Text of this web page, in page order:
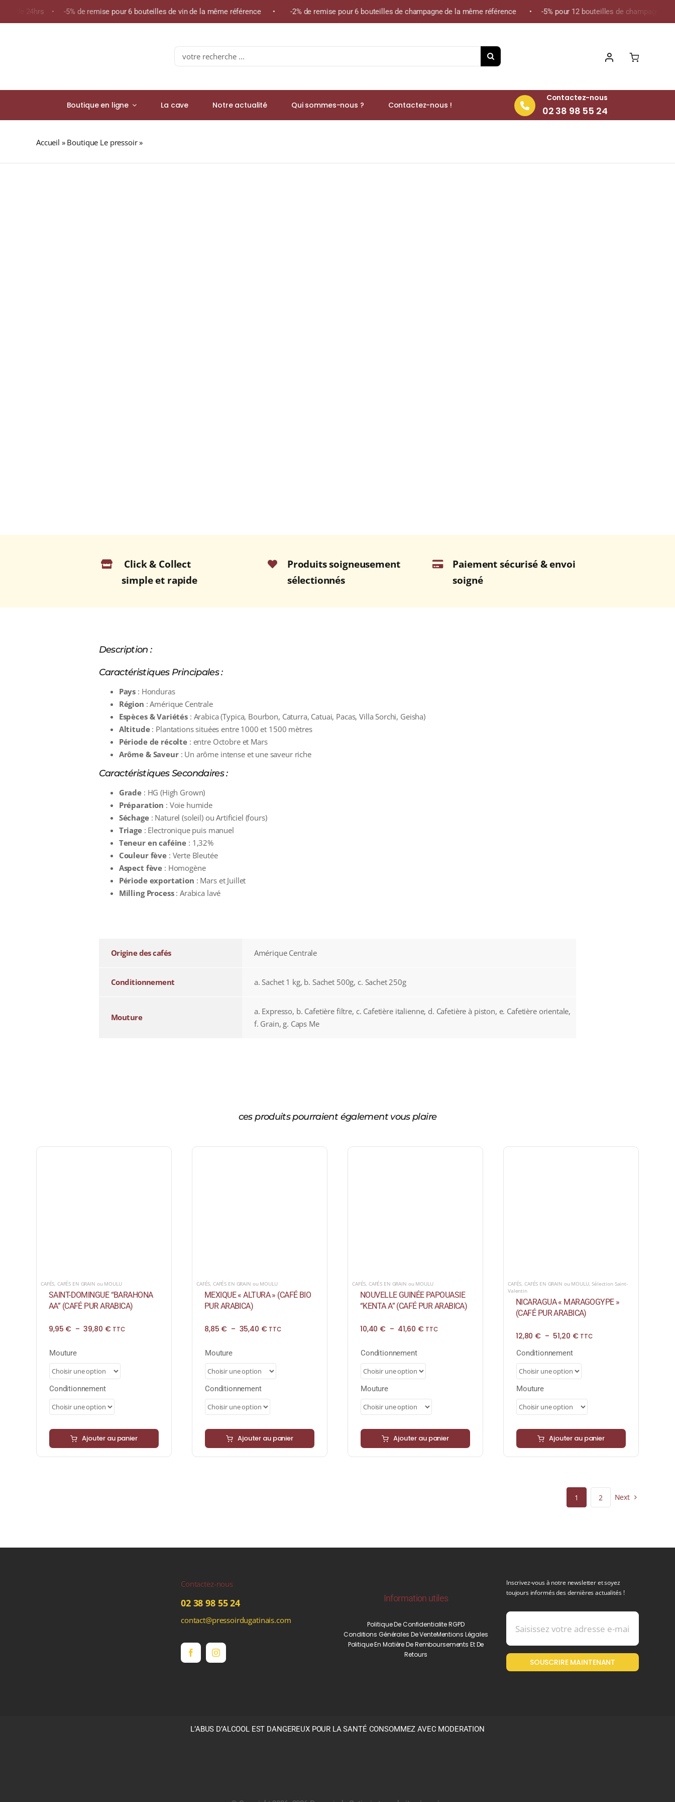
de 24hrs • -5% de remise pour 6 bouteilles de vin de la même référence • -2% de remise pour 6 bouteilles de champagne de la même référence • -5% pour 12 bouteilles de champagne de la
Search
for:
Boutique en ligne La cave Notre actualité Qui sommes-nous ? Contactez-nous !
Contactez-nous
02 38 98 55 24
Accueil » Boutique Le pressoir»
Click & Collect
simple et rapide
Produits soigneusement
sélectionnés
Paiement sécurisé & envoi
soigné
Description :
Caractéristiques Principales :
Pays : Honduras
Région : Amérique Centrale
Espèces & Variétés : Arabica (Typica, Bourbon, Caturra, Catuai, Pacas, Villa Sorchi, Geisha)
Altitude: Plantations situées entre 1000 et 1500 mètres
Période de récolte : entre Octobre et Mars
Arôme & Saveur: Un arôme intense et une saveur riche
Caractéristiques Secondaires :
Grade : HG (High Grown)
Préparation : Voie humide
Séchage: Naturel (soleil) ou Artificiel (fours)
Triage: Electronique puis manuel
Teneur en caféine : 1,32%
Couleur fève: Verte Bleutée
Aspect fève : Homogène
Période exportation : Mars et Juillet
Milling Process: Arabica lavé
Origine des cafés Amérique Centrale
Conditionnement a. Sachet 1 kg, b. Sachet 500g, c. Sachet 250g
Mouture
a. Expresso, b. Cafetière filtre, c. Cafetière italienne, d. Cafetière à piston, e. Cafetière orientale,
f. Grain, g. Caps Me
ces produits pourraient également vous plaire
CAFÉS, CAFÉS EN GRAIN ou MOULU
SAINT-DOMINGUE “BARAHONA
AA” (CAFÉ PUR ARABICA)
9,95 € – 39,80 €Plage
à
39,80 €
TTC
Mouture
Conditionnement
Ajouter au panier
CAFÉS, CAFÉS EN GRAIN ou MOULU
MEXIQUE « ALTURA » (CAFÉ BIO
PUR ARABICA)
8,85 € – 35,40 €Plage
35,40 €
TTC
Mouture
Conditionnement
Ajouter au panier
CAFÉS, CAFÉS EN GRAIN ou MOULU
NOUVELLE GUINÉE PAPOUASIE
“KENTA A” (CAFÉ PUR ARABICA)
10,40 € – 41,60 €Plage
à
41,60 €
TTC
Conditionnement
Mouture
Ajouter au panier
CAFÉS, CAFÉS EN GRAIN ou MOULU,Sélection Saint-
Valentin
NICARAGUA « MARAGOGYPE »
(CAFÉ PUR ARABICA)
12,80 € – 51,20 €Plage
à
TTC
Conditionnement
Mouture
Ajouter au panier
1 2 Next
Contactez-nous
02 38 98 55 24
contact@pressoirdugatinais.com
Information utiles
Politique De Confidentialite RGPD
Conditions Générales De VenteMentions Légales
Politique En Matière De Remboursements Et De
Retours
Inscrivez-vous à notre newsletter et soyez
toujours informés des dernières actualités !
SOUSCRIRE MAINTENANT
L’ABUS D’ALCOOL EST DANGEREUX POUR LA SANTÉ CONSOMMEZ AVEC MODERATION